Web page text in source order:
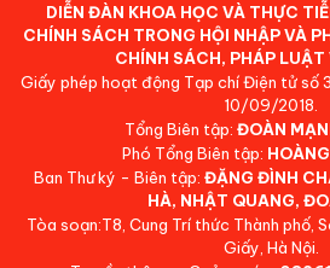
DIỄN ĐÀN KHOA HỌC VÀ THỰC
CHÍNH SÁCH TRONG HỘI NHẬP VÀ
CHÍNH SÁCH, PHÁP LUẬT
Giấy phép hoạt động Tạp chí Điện tử
10/09/2018.
Tổng Biên tập: ĐOÀN
Phó Tổng Biên tập:
Ban Thư ký - Biên tập: ĐẶNG ĐÌNH
HÀ, NHẬT QUANG,
Tòa soạn:T8, Cung Trí thức Thành phố,
Giấy, Hà Nội.